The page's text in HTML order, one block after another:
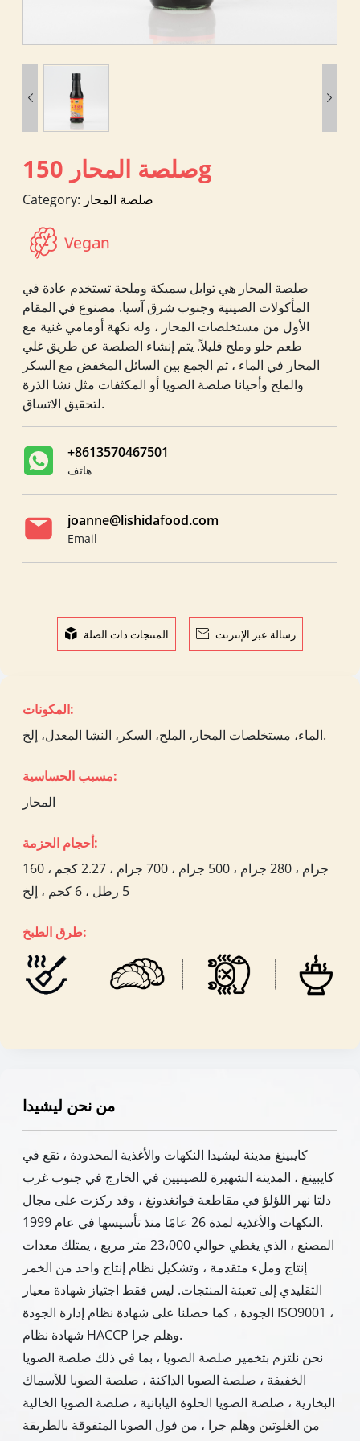
 
صلصة المحار 150g
Category: صلصة المحار
صلصة المحار هي توابل سميكة وملحة تستخدم عادة في
المأكولات الصينية وجنوب شرق آسيا. مصنوع في المقام
الأول من مستخلصات المحار ، وله نكهة أومامي غنية مع
طعم حلو وملح قليلاً. يتم إنشاء الصلصة عن طريق غلي
المحار في الماء ، ثم الجمع بين السائل المخفض مع السكر
والملح وأحيانا صلصة الصويا أو المكثفات مثل نشا الذرة
لتحقيق الاتساق.
+8613570467501
هاتف
joanne@lishidafood.com
Email
 المنتجات ذات الصلة  رسالة عبر الإنترنت
المكونات:
الماء، مستخلصات المحار، الملح، السكر، النشا المعدل، إلخ.
مسبب الحساسية:
المحار
أحجام الحزمة:
160 جرام ، 280 جرام ، 500 جرام ، 700 جرام ، 2.27 كجم ،
5 رطل ، 6 كجم ، إلخ
طرق الطبخ:
من نحن ليشيدا
كايبينغ مدينة ليشيدا النكهات والأغذية المحدودة ، تقع في
كايبينغ ، المدينة الشهيرة للصينيين في الخارج في جنوب غرب
دلتا نهر اللؤلؤ في مقاطعة قوانغدونغ ، وقد ركزت على مجال
النكهات والأغذية لمدة 26 عامًا منذ تأسيسها في عام 1999.
المصنع ، الذي يغطي حوالي 23،000 متر مربع ، يمتلك معدات
إنتاج وملء متقدمة ، وتشكيل نظام إنتاج واحد من الخمر
التقليدي إلى تعبئة المنتجات. ليس فقط اجتياز شهادة معيار
الجودة ، كما حصلنا على شهادة نظام إدارة الجودة ISO9001 ،
شهادة نظام HACCP وهلم جرا.
نحن نلتزم بتخمير صلصة الصويا ، بما في ذلك صلصة الصويا
الخفيفة ، صلصة الصويا الداكنة ، صلصة الصويا للأسماك
البخارية ، صلصة الصويا الحلوة اليابانية ، صلصة الصويا الخالية
من الغلوتين وهلم جرا ، من فول الصويا المتفوقة بالطريقة